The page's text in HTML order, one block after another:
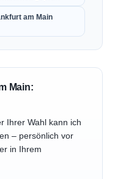
am Main
Main:
Ihrer Wahl kann ich
– persönlich vor
in Ihrem